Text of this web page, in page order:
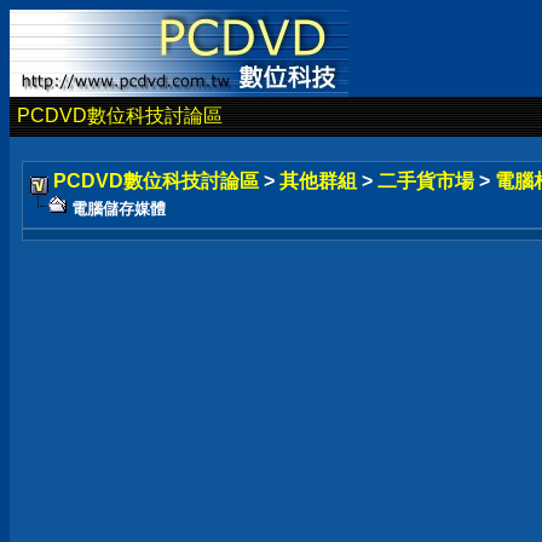
PCDVD數位科技討論區
PCDVD數位科技討論區 > 其他群組 > 二手貨市場 > 電腦
電腦儲存媒體